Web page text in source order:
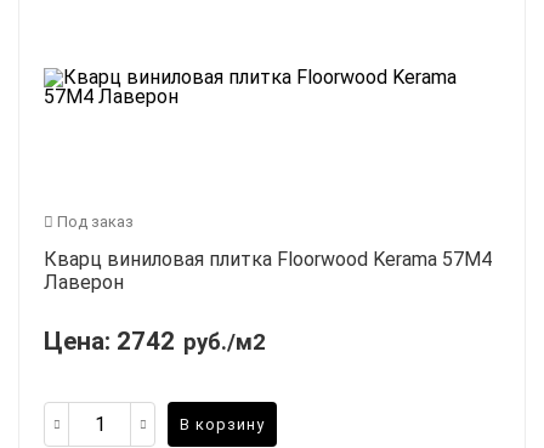
Под заказ
Кварц виниловая плитка Floorwood Kerama 57М4
Лаверон
Цена: 2742 руб./м2
В корзину